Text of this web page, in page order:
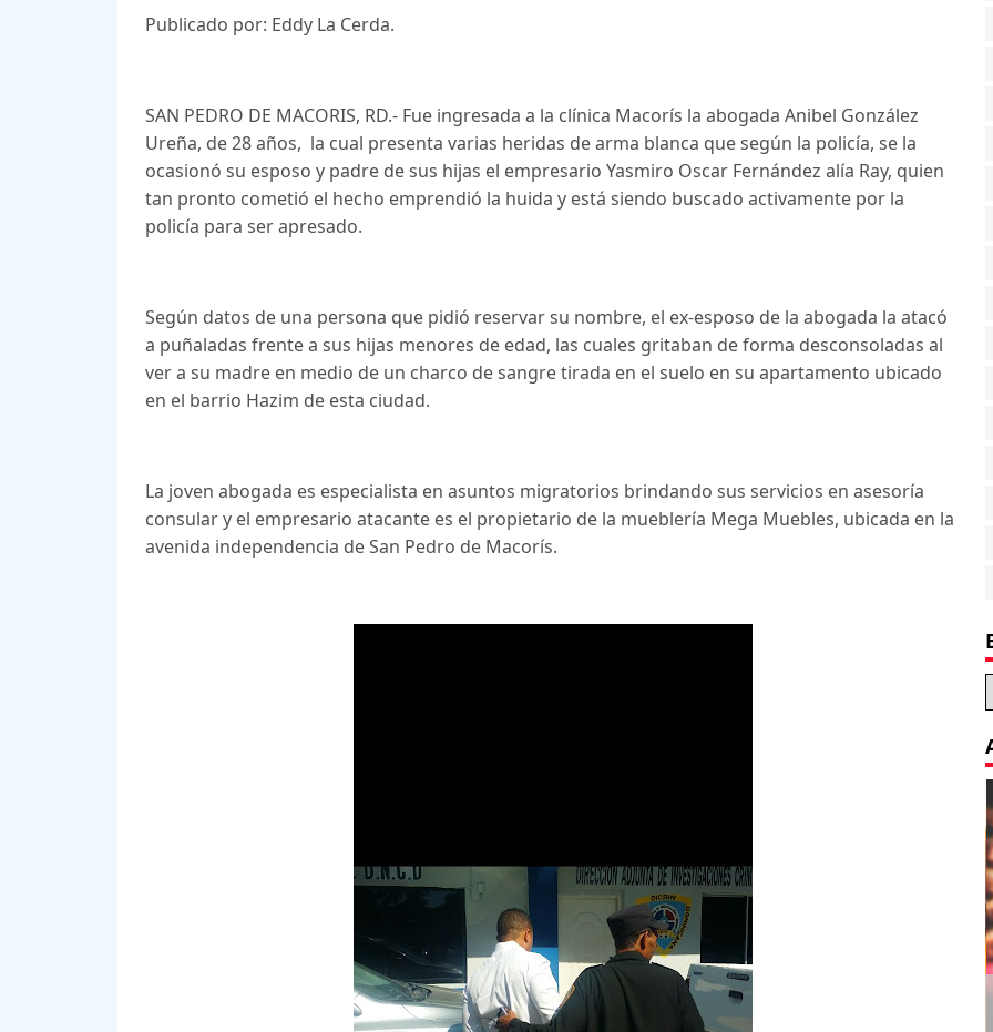
Publicado por: Eddy La Cerda.
SAN PEDRO DE MACORIS, RD.- Fue ingresada a la clínica Macorís la abogada Anibel González
Ureña, de 28 años, la cual presenta varias heridas de arma blanca que según la policía, se la
ocasionó su esposo y padre de sus hijas el empresario Yasmiro Oscar Fernández alía Ray, quien
tan pronto cometió el hecho emprendió la huida y está siendo buscado activamente por la
policía para ser apresado.
Según datos de una persona que pidió reservar su nombre, el ex-esposo de la abogada la atacó
a puñaladas frente a sus hijas menores de edad, las cuales gritaban de forma desconsoladas al
ver a su madre en medio de un charco de sangre tirada en el suelo en su apartamento ubicado
en el barrio Hazim de esta ciudad.
La joven abogada es especialista en asuntos migratorios brindando sus servicios en asesoría
consular y el empresario atacante es el propietario de la mueblería Mega Muebles, ubicada en la
avenida independencia de San Pedro de Macorís.
Decoration Tips for your Child’s